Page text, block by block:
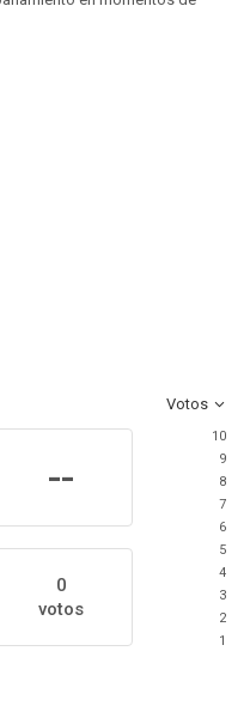
Votos
--
0
votos
10
9
8
7
6
5
4
3
2
1